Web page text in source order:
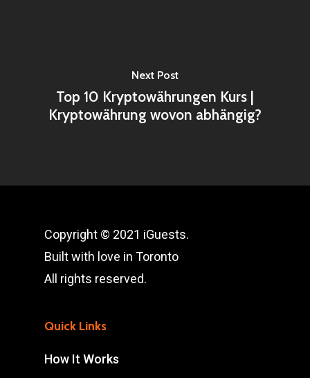
Next Post
Top 10 Kryptowährungen Kurs |
Kryptowährung wovon abhängig?
Copyright © 2021 iGuests.
Built with love in Toronto
All rights reserved.
Quick Links
How It Works